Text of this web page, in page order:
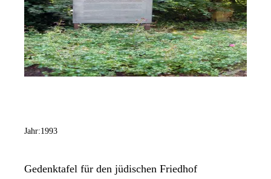
Jahr:1993
Gedenktafel für den jüdischen Friedhof